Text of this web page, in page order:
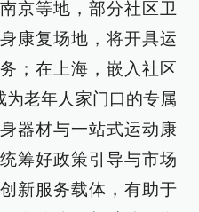
京等地，部分社区卫
康复场地，将开具运
；在上海，嵌入社区
为老年人家门口的专属
器材与一站式运动康
筹好政策引导与市场
新服务载体，有助于